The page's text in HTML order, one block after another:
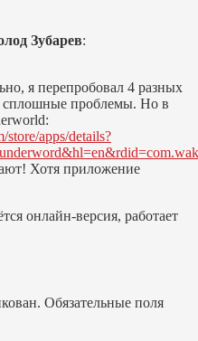
Зубарев:
я перепробовал 4 разных
сплошные проблемы. Но в
store/apps/details?
Хотя приложение
онлайн-версия, работает
Обязательные поля